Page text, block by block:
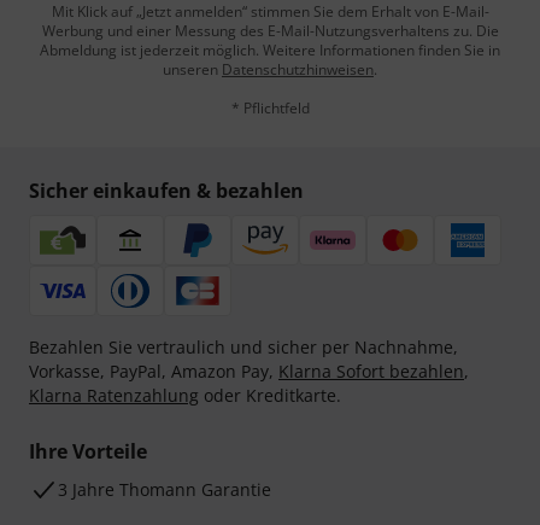
Mit Klick auf „Jetzt anmelden“ stimmen Sie dem Erhalt von E-Mail-
Werbung und einer Messung des E-Mail-Nutzungsverhaltens zu. Die
Abmeldung ist jederzeit möglich. Weitere Informationen finden Sie in
unseren Datenschutzhinweisen.
* Pflichtfeld
Sicher einkaufen & bezahlen
Bezahlen Sie vertraulich und sicher per Nachnahme,
Vorkasse, PayPal, Amazon Pay, Klarna Sofort bezahlen,
Klarna Ratenzahlung oder Kreditkarte.
Ihre Vorteile
3 Jahre Thomann Garantie